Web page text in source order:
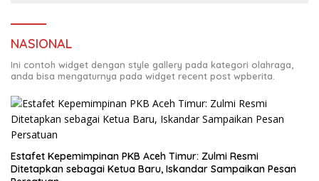
NASIONAL
Ini contoh widget dengan style gallery pada kategori olahraga,
anda bisa mengaturnya pada widget recent post wpberita.
Estafet Kepemimpinan PKB Aceh Timur: Zulmi Resmi
Ditetapkan sebagai Ketua Baru, Iskandar Sampaikan Pesan